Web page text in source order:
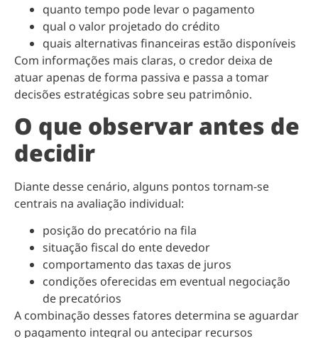
quanto tempo pode levar o pagamento
qual o valor projetado do crédito
quais alternativas financeiras estão disponíveis
Com informações mais claras, o credor deixa de
atuar apenas de forma passiva e passa a tomar
decisões estratégicas sobre seu patrimônio.
O que observar antes de
decidir
Diante desse cenário, alguns pontos tornam-se
centrais na avaliação individual:
posição do precatório na fila
situação fiscal do ente devedor
comportamento das taxas de juros
condições oferecidas em eventual negociação
de precatórios
A combinação desses fatores determina se aguardar
o pagamento integral ou antecipar recursos